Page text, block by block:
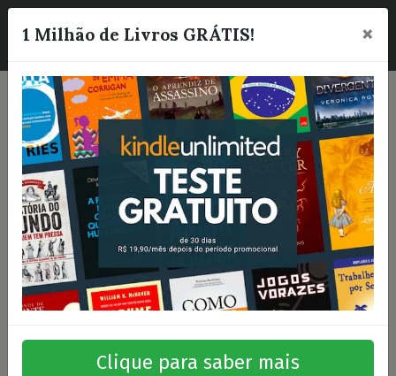
☰
1 Milhão de Livros GRÁTIS! ×
Clique para saber mais